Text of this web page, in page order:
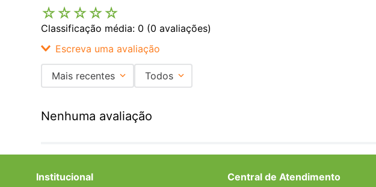
☆☆☆☆☆
Classificação média: 0 (0 avaliações)
Escreva uma avaliação
Título
Avalie o produto de 1 a 5 estrelas
Mais recentes Todos
Nenhuma avaliação
Institucional Central de Atendimento